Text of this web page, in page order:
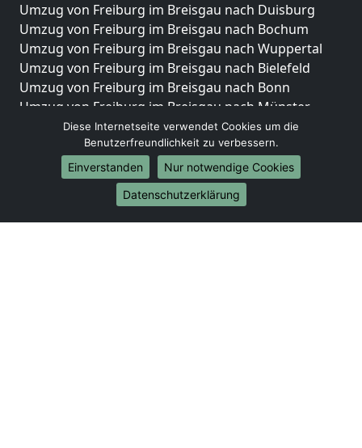
Umzug von Freiburg im Breisgau nach Duisburg
Umzug von Freiburg im Breisgau nach Bochum
Umzug von Freiburg im Breisgau nach Wuppertal
Umzug von Freiburg im Breisgau nach Bielefeld
Umzug von Freiburg im Breisgau nach Bonn
Umzug von Freiburg im Breisgau nach Münster
Internationale-Umzüge
Umzug von Freiburg im Breisgau nach Brasilien
Umzug von Freiburg im Breisgau nach Brunei
Umzug von Freiburg im Breisgau nach Burkina Faso
Diese Internetseite verwendet Cookies um die
Benutzerfreundlichkeit zu verbessern.
Einverstanden
Nur notwendige Cookies
Datenschutzerklärung